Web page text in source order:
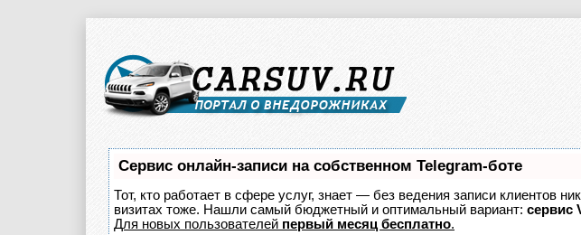
Сервис онлайн-записи на собственном Telegram-боте
Тот, кто работает в сфере услуг, знает — без ведения записи клиентов
визитах тоже. Нашли самый бюджетный и оптимальный вариант: сервис
Для новых пользователей первый месяц бесплатно.